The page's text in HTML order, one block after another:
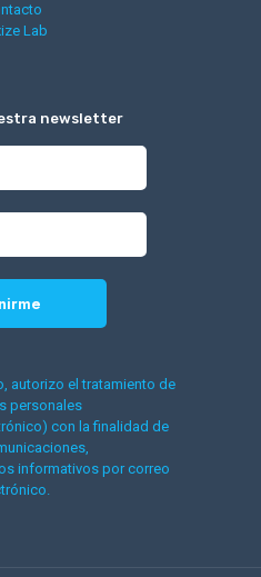
Lab
newsletter
autorizo el tratamiento de
personales
con la finalidad de
informativos por correo